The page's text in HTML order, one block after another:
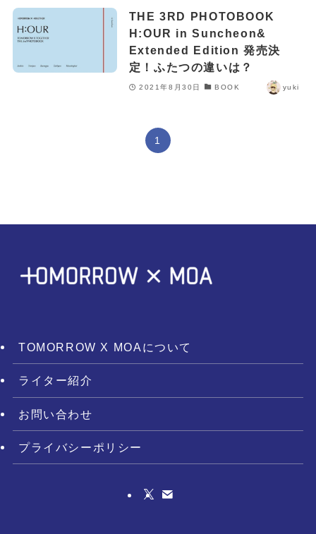
THE 3RD PHOTOBOOK
H:OUR in Suncheon&
Extended Edition 発売決
定！ふたつの違いは？
2021年8月30日 BOOK yuki
1
TOMORROW X MOAについて
ライター紹介
お問い合わせ
プライバシーポリシー